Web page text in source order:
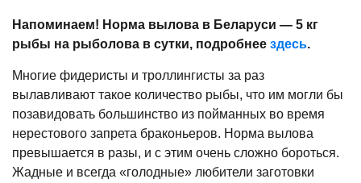
Напоминаем! Норма вылова в Беларуси — 5 кг
рыбы на рыболова в сутки, подробнее здесь.
Многие фидеристы и троллингисты за раз
вылавливают такое количество рыбы, что им могли бы
позавидовать большинство из пойманных во время
нерестового запрета браконьеров. Норма вылова
превышается в разы, и с этим очень сложно бороться.
Жадные и всегда «голодные» любители заготовки